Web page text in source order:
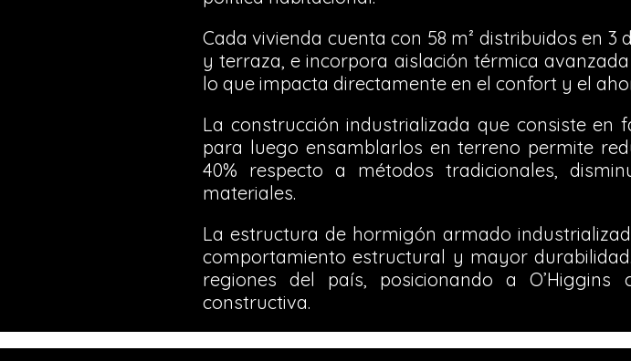
Cada vivienda cuenta con 58 m² distribuidos en
y terraza, e incorpora aislación térmica
lo que impacta directamente en el confort y el
La construcción industrializada que consiste
para luego ensamblarlos en terreno permite
40% respecto a métodos tradicionales,
materiales.
La estructura de hormigón armado
comportamiento estructural y mayor
regiones del país, posicionando a
constructiva.